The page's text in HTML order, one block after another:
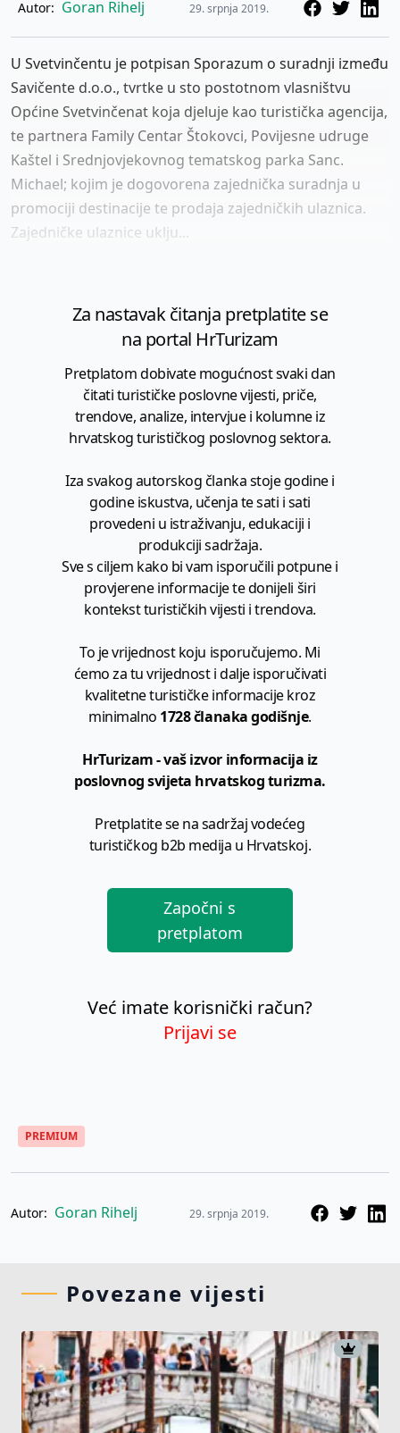
Autor: Goran Rihelj 29. srpnja 2019.
U Svetvinčentu je potpisan Sporazum o suradnji između
Savičente d.o.o., tvrtke u sto postotnom vlasništvu
Općine Svetvinčenat koja djeluje kao turistička agencija,
te partnera Family Centar Štokovci, Povijesne udruge
Kaštel i Srednjovjekovnog tematskog parka Sanc.
Michael; kojim je dogovorena zajednička suradnja u
promociji destinacije te prodaja zajedničkih ulaznica.
Zajedničke ulaznice uklju...
Za nastavak čitanja pretplatite se
na portal HrTurizam
Pretplatom dobivate mogućnost svaki dan
čitati turističke poslovne vijesti, priče,
trendove, analize, intervjue i kolumne iz
hrvatskog turističkog poslovnog sektora.
Iza svakog autorskog članka stoje godine i
godine iskustva, učenja te sati i sati
provedeni u istraživanju, edukaciji i
produkciji sadržaja.
Sve s ciljem kako bi vam isporučili potpune i
provjerene informacije te donijeli širi
kontekst turističkih vijesti i trendova.
To je vrijednost koju isporučujemo. Mi
ćemo za tu vrijednost i dalje isporučivati
kvalitetne turističke informacije kroz
minimalno 1728 članaka godišnje.
HrTurizam - vaš izvor informacija iz
poslovnog svijeta hrvatskog turizma.
Pretplatite se na sadržaj vodećeg
turističkog b2b medija u Hrvatskoj.
Započni s
pretplatom
Već imate korisnički račun?
Prijavi se
PREMIUM
Autor: Goran Rihelj 29. srpnja 2019.
Povezane vijesti